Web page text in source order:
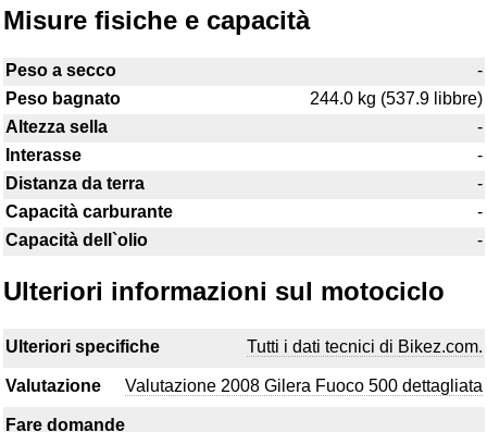
Misure fisiche e capacità
Peso a secco
-
Peso bagnato
244.0 kg (537.9 libbre)
Altezza sella
-
Interasse
-
Distanza da terra
-
Capacità carburante
-
Capacità dell`olio
-
Ulteriori informazioni sul motociclo
Ulteriori specifiche Tutti i dati tecnici di Bikez.com.
Valutazione Valutazione 2008 Gilera Fuoco 500 dettagliata
Fare domande